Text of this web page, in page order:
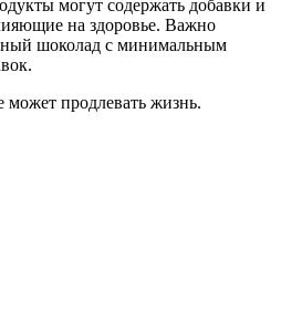
могут содержать добавки и
на здоровье. Важно
шоколад с минимальным
может продлевать жизнь.